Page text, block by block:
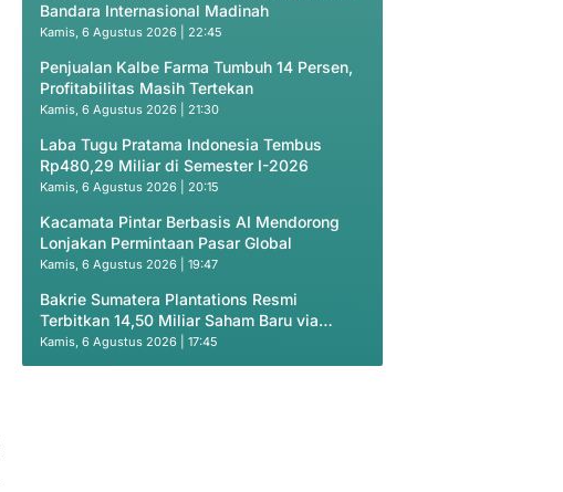
Bandara Internasional Madinah
Kamis, 6 Agustus 2026 | 22:45
Penjualan Kalbe Farma Tumbuh 14 Persen,
Profitabilitas Masih Tertekan
Kamis, 6 Agustus 2026 | 21:30
Laba Tugu Pratama Indonesia Tembus
Rp480,29 Miliar di Semester I-2026
Kamis, 6 Agustus 2026 | 20:15
Kacamata Pintar Berbasis AI Mendorong
Lonjakan Permintaan Pasar Global
Kamis, 6 Agustus 2026 | 19:47
Bakrie Sumatera Plantations Resmi
Terbitkan 14,50 Miliar Saham Baru via
Private Placement
Kamis, 6 Agustus 2026 | 17:45